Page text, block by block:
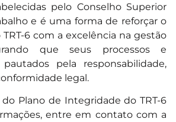
pelo Conselho Superior
e é uma forma de reforçar o
6 com a excelência na gestão
que seus processos e
pela responsabilidade,
legal.
Plano de Integridade do TRT-6
entre em contato com a